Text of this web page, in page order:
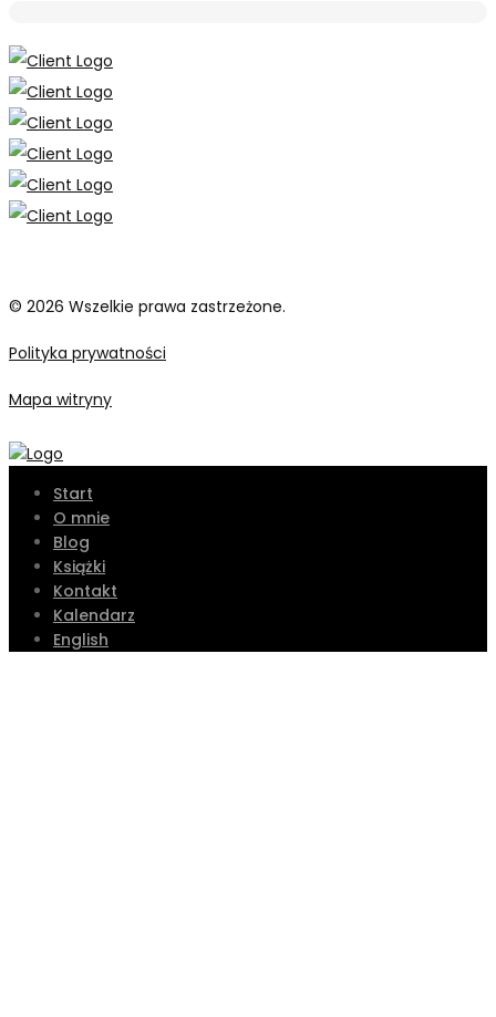
© 2026 Wszelkie prawa zastrzeżone.
Polityka prywatności
Mapa witryny
Start
O mnie
Blog
Książki
Kontakt
Kalendarz
English